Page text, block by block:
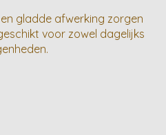
gladde afwerking zorgen
voor zowel dagelijks